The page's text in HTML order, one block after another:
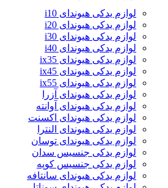
لوازم یدکی هیوندای i10
لوازم یدکی هیوندای i20
لوازم یدکی هیوندای i30
لوازم یدکی هیوندای i40
لوازم یدکی هیوندای ix35
لوازم یدکی هیوندای ix45
لوازم یدکی هیوندای ix55
لوازم یدکی هیوندای آزرا
لوازم یدکی هیوندای آوانته
لوازم یدکی هیوندای اکسنت
لوازم یدکی هیوندای النترا
لوازم یدکی هیوندای توسان
لوازم یدکی جنسیس سدان
لوازم یدکی جنسیس کوپه
لوازم یدکی هیوندای سانتافه